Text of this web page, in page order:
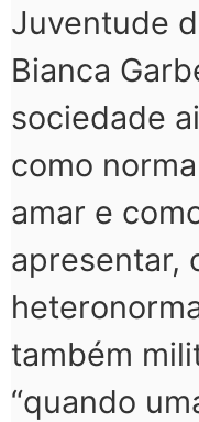
Juventude
Bianca
sociedade
como
amar e
apresentar,
também
“quando